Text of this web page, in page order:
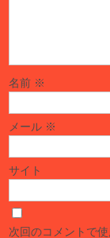
名前 ※
メール ※
サイト
次回のコメントで